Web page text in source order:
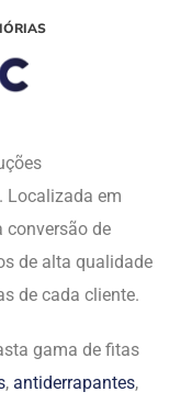
Localizada em
conversão de
de alta qualidade
de cada cliente.
gama de fitas
, antiderrapantes,